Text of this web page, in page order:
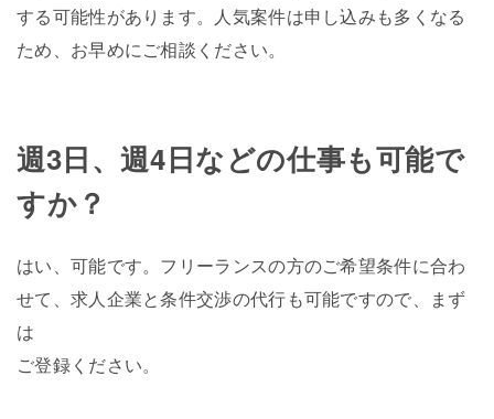
する可能性があります。人気案件は申し込みも多くなる
ため、お早めにご相談ください。
週3日、週4日などの仕事も可能で
すか？
はい、可能です。フリーランスの方のご希望条件に合わ
せて、求人企業と条件交渉の代行も可能ですので、まず
は
ご登録ください。